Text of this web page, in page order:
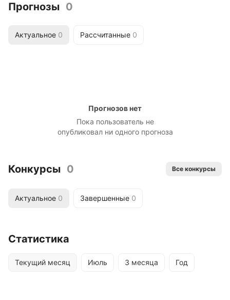
Прогнозы 0
Актуальное 0 Рассчитанные 0
Прогнозов нет
Пока пользователь не
опубликовал ни одного прогноза
Конкурсы 0 Все конкурсы
Актуальное 0 Завершенные 0
Статистика
Текущий месяц Июль 3 месяца Год